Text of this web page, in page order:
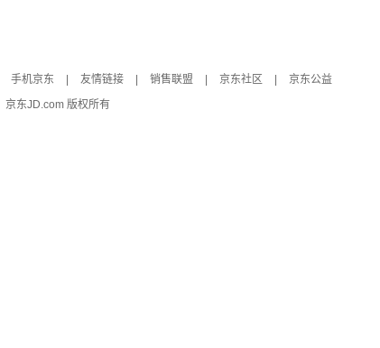
手机京东 友情链接 销售联盟 京东社区
京东公益
京东JD.com 版权所有